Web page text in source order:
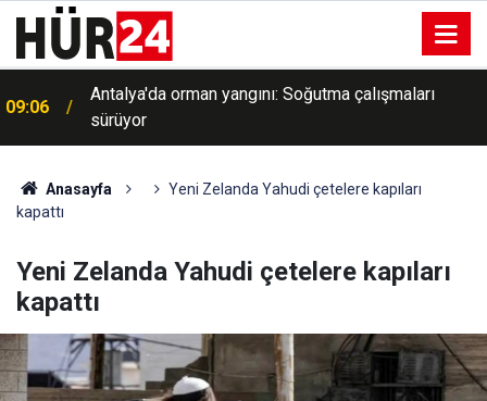
09:06
Antalya'da orman yangını: Soğutma çalışmaları
sürüyor
Anasayfa
Yeni Zelanda Yahudi çetelere kapıları
kapattı
Yeni Zelanda Yahudi çetelere kapıları
kapattı